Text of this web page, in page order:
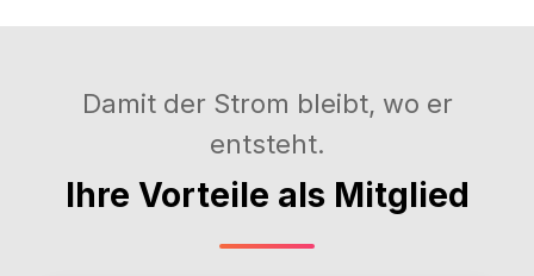
Damit der Strom bleibt, wo er
entsteht.
Ihre Vorteile als Mitglied